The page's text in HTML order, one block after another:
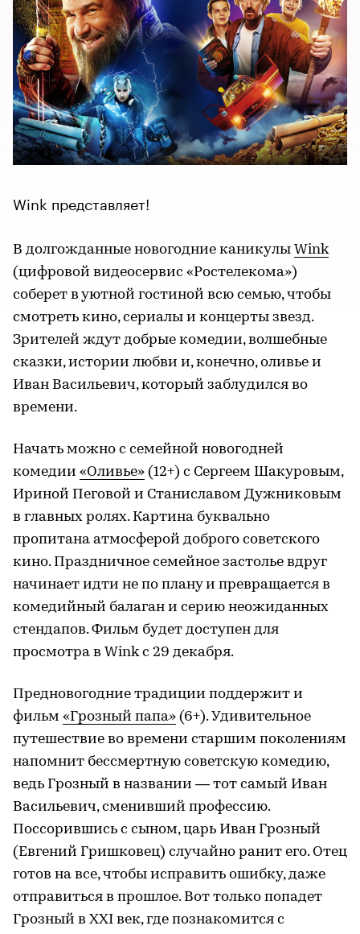
Wink представляет!
В долгожданные новогодние каникулы Wink
(цифровой видеосервис «Ростелекома»)
соберет в уютной гостиной всю семью, чтобы
смотреть кино, сериалы и концерты звезд.
Зрителей ждут добрые комедии, волшебные
сказки, истории любви и, конечно, оливье и
Иван Васильевич, который заблудился во
времени.
Начать можно с семейной новогодней
комедии «Оливье» (12+) с Сергеем Шакуровым,
Ириной Пеговой и Станиславом Дужниковым
в главных ролях. Картина буквально
пропитана атмосферой доброго советского
кино. Праздничное семейное застолье вдруг
начинает идти не по плану и превращается в
комедийный балаган и серию неожиданных
стендапов. Фильм будет доступен для
просмотра в Wink с 29 декабря.
Предновогодние традиции поддержит и
фильм «Грозный папа» (6+). Удивительное
путешествие во времени старшим поколениям
напомнит бессмертную советскую комедию,
ведь Грозный в названии — тот самый Иван
Васильевич, сменивший профессию.
Поссорившись с сыном, царь Иван Грозный
(Евгений Гришковец) случайно ранит его. Отец
готов на все, чтобы исправить ошибку, даже
отправиться в прошлое. Вот только попадет
Грозный в ХХI век, где познакомится с